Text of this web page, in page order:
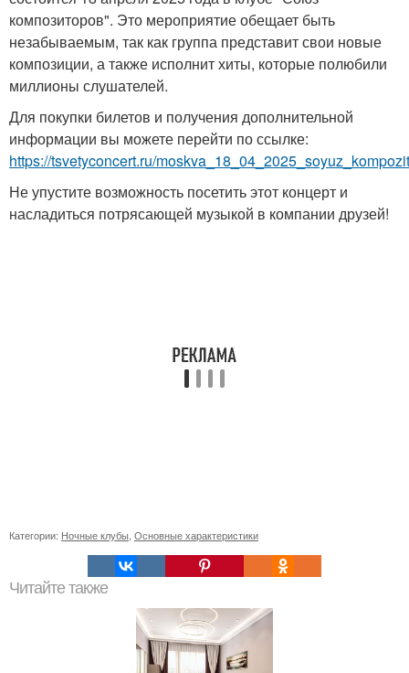
композиторов". Это мероприятие обещает быть
незабываемым, так как группа представит свои новые
композиции, а также исполнит хиты, которые полюбили
миллионы слушателей.
Для покупки билетов и получения дополнительной
информации вы можете перейти по ссылке:
https://tsvetyconcert.ru/
Не упустите возможность посетить этот концерт и
насладиться потрясающей музыкой в компании друзей!
Категории: Ночные клубы Основные характеристики
Читайте также